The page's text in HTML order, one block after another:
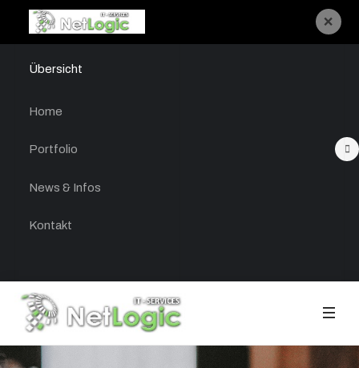
×
Übersicht
Home
Portfolio
News & Infos
Kontakt